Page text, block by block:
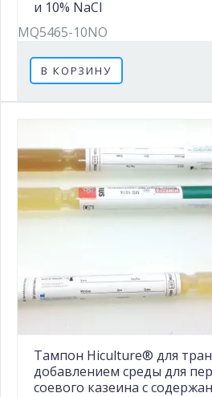
и 10% NaCl
MQ5465-10NO
В КОРЗИНУ
Тампон Hiculture® для
добавлением среды для
соевого казеина с